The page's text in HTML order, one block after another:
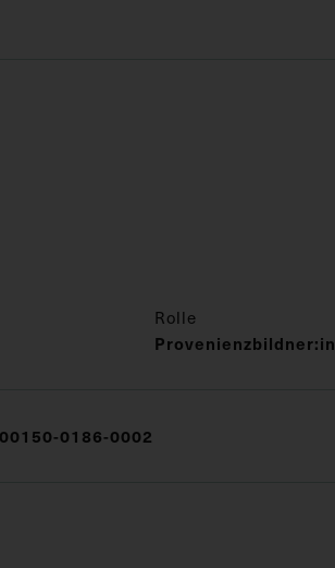
Rolle
Provenienzbildner:in
0186-0002